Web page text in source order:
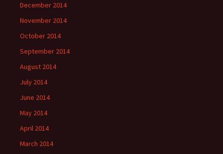
December 2014
November 2014
October 2014
September 2014
August 2014
July 2014
June 2014
May 2014
April 2014
March 2014